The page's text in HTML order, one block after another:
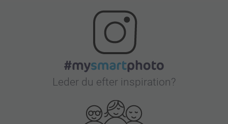
Leder du efter inspiration?